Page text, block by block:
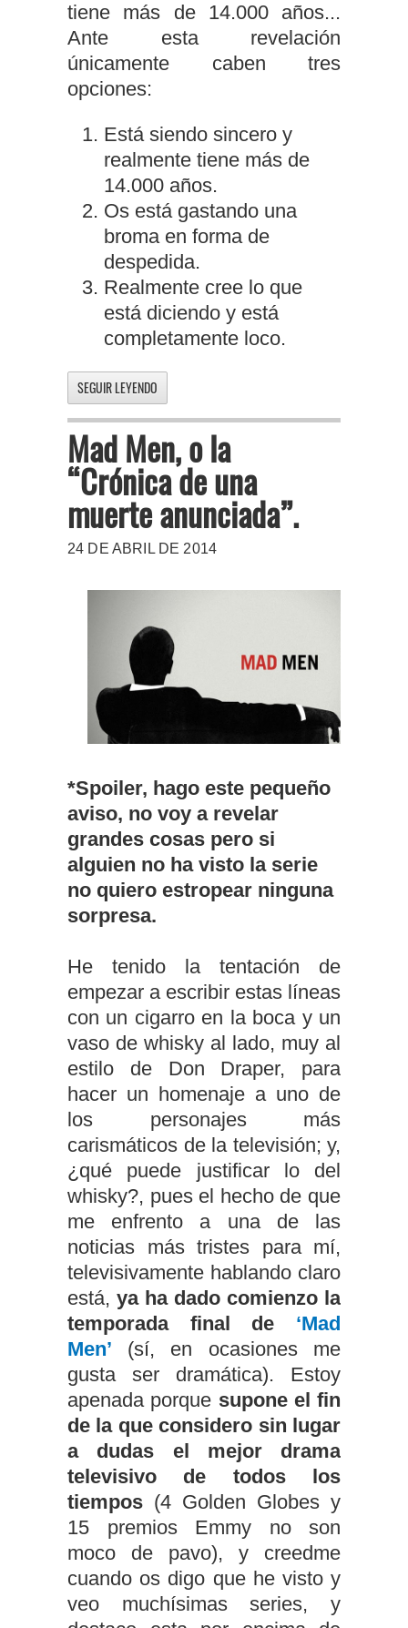
tiene más de 14.000 años...
Ante esta revelación
únicamente caben tres
opciones:
Está siendo sincero y
realmente tiene más de
14.000 años.
Os está gastando una
broma en forma de
despedida.
Realmente cree lo que
está diciendo y está
completamente loco.
SEGUIR LEYENDO
Mad Men, o la
“Crónica de una
muerte anunciada”.
24 DE ABRIL DE 2014
*Spoiler, hago este pequeño
aviso, no voy a revelar
grandes cosas pero si
alguien no ha visto la serie
no quiero estropear ninguna
sorpresa.
He tenido la tentación de
empezar a escribir estas líneas
con un cigarro en la boca y un
vaso de whisky al lado, muy al
estilo de Don Draper, para
hacer un homenaje a uno de
los personajes más
carismáticos de la televisión; y,
¿qué puede justificar lo del
whisky?, pues el hecho de que
me enfrento a una de las
noticias más tristes para mí,
televisivamente hablando claro
está, ya ha dado comienzo la
temporada final de ‘Mad
Men’
(sí, en ocasiones me
gusta ser dramática). Estoy
apenada porque supone el fin
de la que considero sin lugar
a dudas el mejor drama
televisivo de todos los
tiempos (4 Golden Globes y
15 premios Emmy no son
moco de pavo), y creedme
cuando os digo que he visto y
veo muchísimas series, y